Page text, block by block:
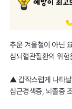
추운 겨울철이 아닌
심뇌혈관질환의 위
▲ 갑작스럽게 나타
심근경색증, 뇌졸중